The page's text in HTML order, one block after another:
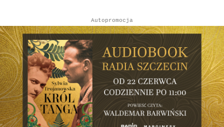
Autopromocja